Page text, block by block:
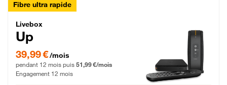
Fibre ultra rapide
Livebox Up Fibre
Livebox
Up
39,99 € par mois pendant 12 mois puis 51,99 € par mois, Engagement 12 mois
39,99 €/mois
pendant 12 mois puis 51,99 €/mois
Engagement 12 mois